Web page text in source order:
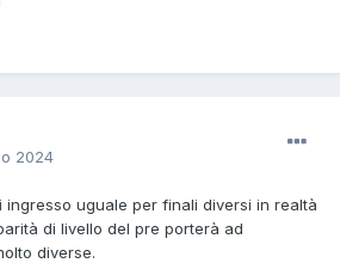
2024
ingresso uguale per finali diversi in realtà
di livello del pre porterà ad
diverse.